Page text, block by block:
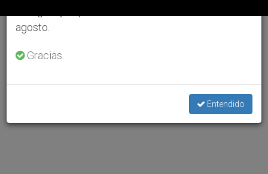
agosto.
Gracias.
Entendido